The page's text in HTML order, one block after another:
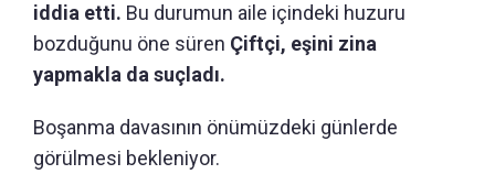
iddia etti. Bu durumun aile içindeki huzuru
bozduğunu öne süren Çiftçi, eşini zina
yapmakla da suçladı.
Boşanma davasının önümüzdeki günlerde
görülmesi bekleniyor.